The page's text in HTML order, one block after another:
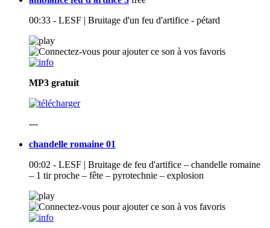
00:33 - LESF | Bruitage d'un feu d'artifice - pétard
MP3 gratuit
---
chandelle romaine 01
00:02 - LESF | Bruitage de feu d'artifice – chandelle romaine
– 1 tir proche – fête – pyrotechnie – explosion